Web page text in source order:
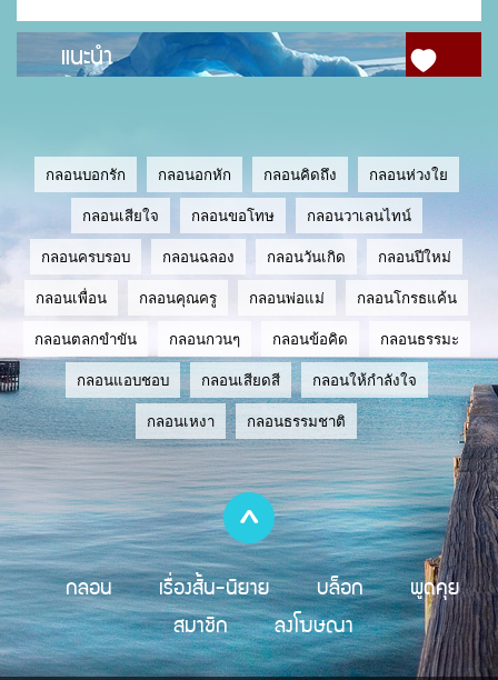
แนะนำ
กลอนบอกรัก กลอนอกหัก กลอนคิดถึง กลอนห่วงใย
กลอนเสียใจ กลอนขอโทษ กลอนวาเลนไทน์
กลอนครบรอบ กลอนฉลอง กลอนวันเกิด กลอนปีใหม่
กลอนเพื่อน กลอนคุณครู กลอนพ่อแม่ กลอนโกรธแค้น
กลอนตลกขำขัน กลอนกวนๆ กลอนข้อคิด กลอนธรรมะ
กลอนแอบชอบ กลอนเสียดสี กลอนให้กำลังใจ
กลอนเหงา กลอนธรรมชาติ
กลอน เรื่องสั้น-นิยาย บล็อก
พูดคุย
สมาชิก
ลงโฆษณา